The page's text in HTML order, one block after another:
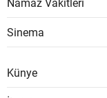
Namaz Vakitleri
Sinema
Künye